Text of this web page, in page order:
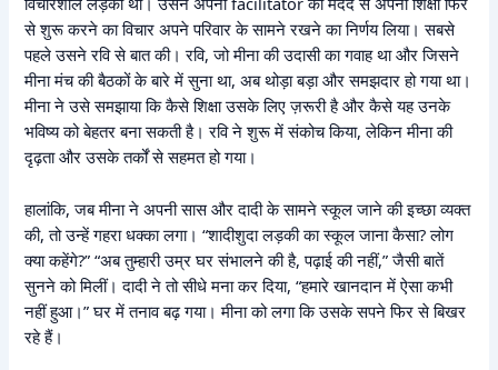
से शुरू करने का विचार अपने परिवार के सामने रखने का निर्णय लिया। सबसे
पहले उसने रवि से बात की। रवि, जो मीना की उदासी का गवाह था और जिसने
मीना मंच की बैठकों के बारे में सुना था, अब थोड़ा बड़ा और समझदार हो गया था।
मीना ने उसे समझाया कि कैसे शिक्षा उसके लिए ज़रूरी है और कैसे यह उनके
भविष्य को बेहतर बना सकती है। रवि ने शुरू में संकोच किया, लेकिन मीना की
दृढ़ता और उसके तर्कों से सहमत हो गया।
हालांकि, जब मीना ने अपनी सास और दादी के सामने स्कूल जाने की इच्छा व्यक्त
की, तो उन्हें गहरा धक्का लगा। “शादीशुदा लड़की का स्कूल जाना कैसा? लोग
क्या कहेंगे?” “अब तुम्हारी उम्र घर संभालने की है, पढ़ाई की नहीं,” जैसी बातें
सुनने को मिलीं। दादी ने तो सीधे मना कर दिया, “हमारे खानदान में ऐसा कभी
नहीं हुआ।” घर में तनाव बढ़ गया। मीना को लगा कि उसके सपने फिर से बिखर
रहे हैं।